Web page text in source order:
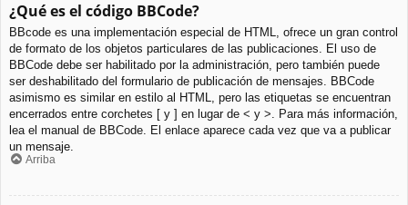
¿Qué es el código BBCode?
BBcode es una implementación especial de HTML, ofrece un gran control
de formato de los objetos particulares de las publicaciones. El uso de
BBCode debe ser habilitado por la administración, pero también puede
ser deshabilitado del formulario de publicación de mensajes. BBCode
asimismo es similar en estilo al HTML, pero las etiquetas se encuentran
encerrados entre corchetes [ y ] en lugar de < y >. Para más información,
lea el manual de BBCode. El enlace aparece cada vez que va a publicar
un mensaje.
Arriba